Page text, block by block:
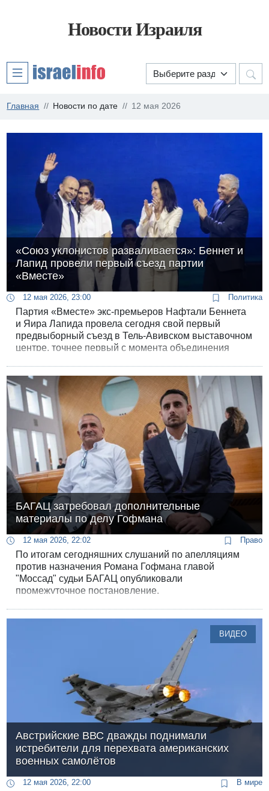
Новости Израиля
Главная Новости по дате 12 мая 2026
«Союз уклонистов разваливается»: Беннет и
Лапид провели первый съезд партии
«Вместе»
12 мая 2026, 23:00 Политика
Партия «Вместе» экс-премьеров Нафтали Беннета
и Яира Лапида провела сегодня свой первый
предвыборный съезд в Тель-Авивском выставочном
центре, точнее первый с момента объединения
БАГАЦ затребовал дополнительные
материалы по делу Гофмана
12 мая 2026, 22:02 Право
По итогам сегодняшних слушаний по апелляциям
против назначения Романа Гофмана главой
"Моссад" судьи БАГАЦ опубликовали
промежуточное постановление.
ВИДЕО
Австрийские ВВС дважды поднимали
истребители для перехвата американских
военных самолётов
12 мая 2026, 22:00 В мире